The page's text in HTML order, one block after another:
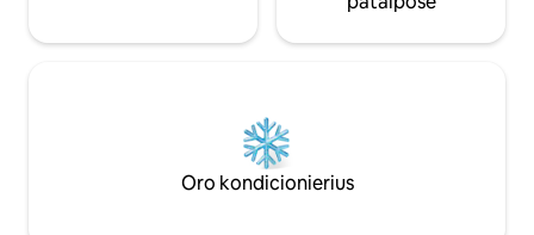
Oro kondicionierius